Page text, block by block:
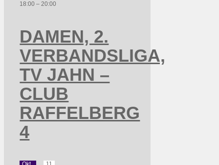
18:00 –20:00
DAMEN, 2.
VERBANDSLIGA,
TV JAHN –
CLUB
RAFFELBERG
4